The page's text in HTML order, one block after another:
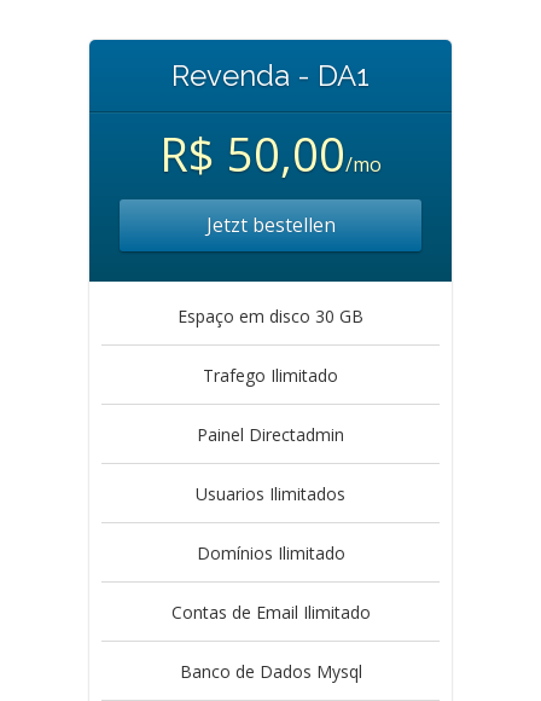
Revenda - DA1
R$ 50,00/mo
Jetzt bestellen
Espaço em disco 30 GB
Trafego Ilimitado
Painel Directadmin
Usuarios Ilimitados
Domínios Ilimitado
Contas de Email Ilimitado
Banco de Dados Mysql